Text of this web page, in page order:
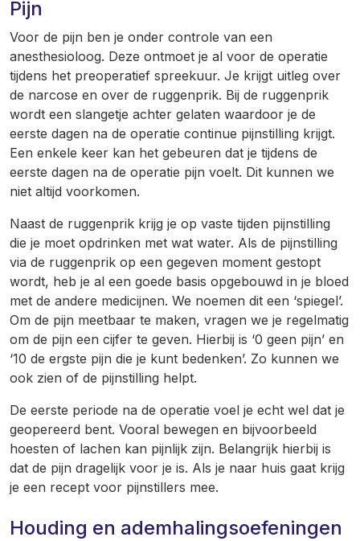
Pijn
Voor de pijn ben je onder controle van een
anesthesioloog. Deze ontmoet je al voor de operatie
tijdens het preoperatief spreekuur. Je krijgt uitleg over
de narcose en over de ruggenprik. Bij de ruggenprik
wordt een slangetje achter gelaten waardoor je de
eerste dagen na de operatie continue pijnstilling krijgt.
Een enkele keer kan het gebeuren dat je tijdens de
eerste dagen na de operatie pijn voelt. Dit kunnen we
niet altijd voorkomen.
Naast de ruggenprik krijg je op vaste tijden pijnstilling
die je moet opdrinken met wat water. Als de pijnstilling
via de ruggenprik op een gegeven moment gestopt
wordt, heb je al een goede basis opgebouwd in je bloed
met de andere medicijnen. We noemen dit een ‘spiegel’.
Om de pijn meetbaar te maken, vragen we je regelmatig
om de pijn een cijfer te geven. Hierbij is ‘0 geen pijn’ en
‘10 de ergste pijn die je kunt bedenken’. Zo kunnen we
ook zien of de pijnstilling helpt.
De eerste periode na de operatie voel je echt wel dat je
geopereerd bent. Vooral bewegen en bijvoorbeeld
hoesten of lachen kan pijnlijk zijn. Belangrijk hierbij is
dat de pijn dragelijk voor je is. Als je naar huis gaat krijg
je een recept voor pijnstillers mee.
Houding en ademhalingsoefeningen